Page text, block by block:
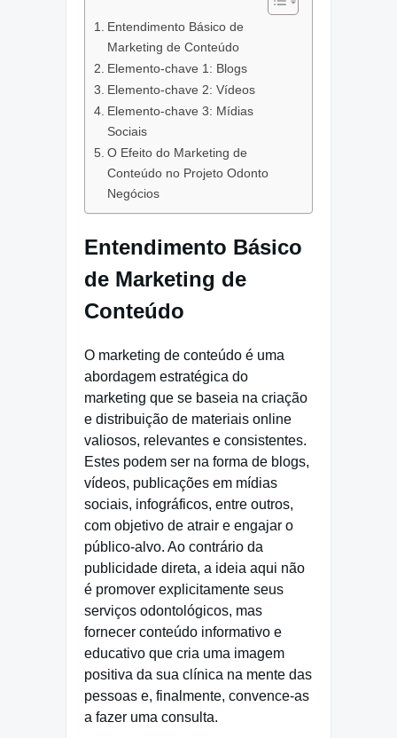
Entendimento Básico de
Marketing de Conteúdo
Elemento-chave 1: Blogs
Elemento-chave 2: Vídeos
Elemento-chave 3: Mídias
Sociais
O Efeito do Marketing de
Conteúdo no Projeto Odonto
Negócios
Entendimento Básico
de Marketing de
Conteúdo
O marketing de conteúdo é uma
abordagem estratégica do
marketing que se baseia na criação
e distribuição de materiais online
valiosos, relevantes e consistentes.
Estes podem ser na forma de blogs,
vídeos, publicações em mídias
sociais, infográficos, entre outros,
com objetivo de atrair e engajar o
público-alvo. Ao contrário da
publicidade direta, a ideia aqui não
é promover explicitamente seus
serviços odontológicos, mas
fornecer conteúdo informativo e
educativo que cria uma imagem
positiva da sua clínica na mente das
pessoas e, finalmente, convence-as
a fazer uma consulta.